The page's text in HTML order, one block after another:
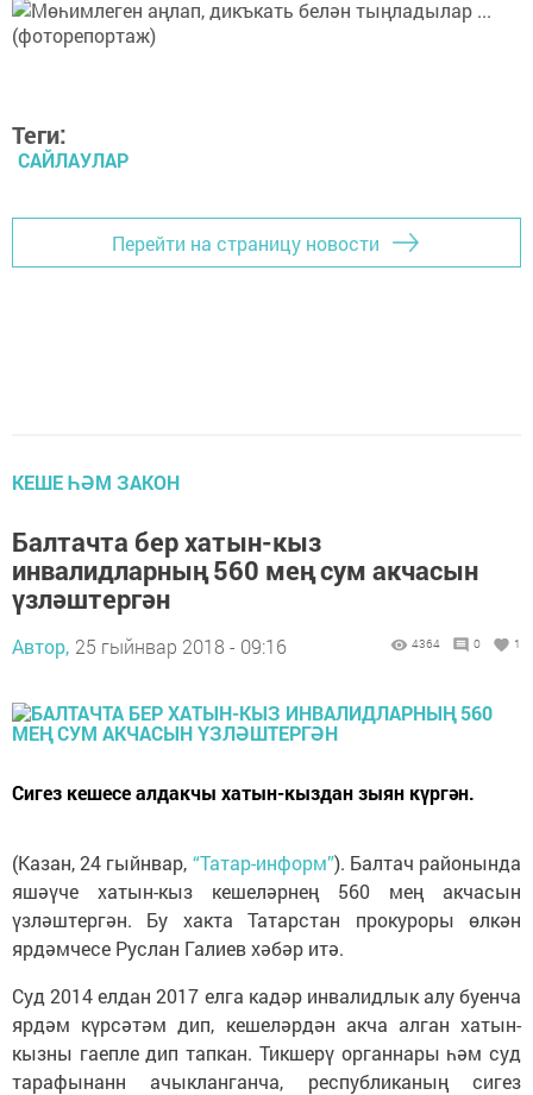
Теги:
САЙЛАУЛАР
Перейти на страницу новости
КЕШЕ ҺӘМ ЗАКОН
Балтачта бер хатын-кыз
инвалидларның 560 мең сум акчасын
үзләштергән
Автор, 25 гыйнвар 2018 - 09:16 4364 0 1
Сигез кешесе алдакчы хатын-кыздан зыян күргән.
(Казан, 24 гыйнвар, “Татар-информ”). Балтач районында
яшәүче хатын-кыз кешеләрнең 560 мең акчасын
үзләштергән. Бу хакта Татарстан прокуроры өлкән
ярдәмчесе Руслан Галиев хәбәр итә.
Суд 2014 елдан 2017 елга кадәр инвалидлык алу буенча
ярдәм күрсәтәм дип, кешеләрдән акча алган хатын-
кызны гаепле дип тапкан. Тикшерү органнары һәм суд
тарафынанн ачыкланганча, республиканың сигез